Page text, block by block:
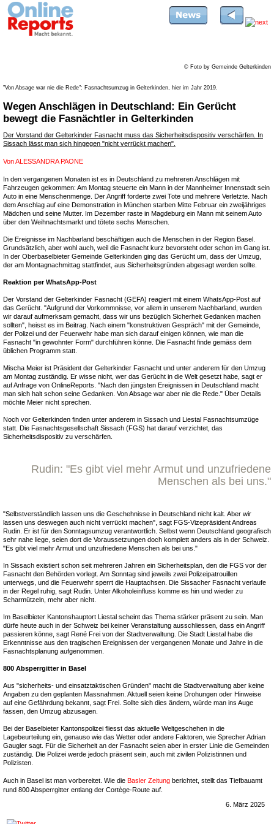
© Foto by Gemeinde Gelterkinden
"Von Absage war nie die Rede": Fasnachtsumzug in Gelterkinden, hier im Jahr 2019.
Wegen Anschlägen in Deutschland: Ein Gerücht
bewegt die Fasnächtler in Gelterkinden
Der Vorstand der Gelterkinder Fasnacht muss das Sicherheitsdispositiv verschärfen. In
Sissach lässt man sich hingegen "nicht verrückt machen".
VonALESSANDRA PAONE
In den vergangenen Monaten ist es in Deutschland zu mehreren Anschlägen mit
Fahrzeugen gekommen: Am Montag steuerte ein Mann in der Mannheimer Innenstadt sein
Auto in eine Menschenmenge. Der Angriff forderte zwei Tote und mehrere Verletzte. Nach
dem Anschlag auf eine Demonstration in München starben Mitte Februar ein zweijähriges
Mädchen und seine Mutter. Im Dezember raste in Magdeburg ein Mann mit seinem Auto
über den Weihnachtsmarkt und tötete sechs Menschen.
Die Ereignisse im Nachbarland beschäftigen auch die Menschen in der Region Basel.
Grundsätzlich, aber wohl auch, weil die Fasnacht kurz bevorsteht oder schon im Gang ist.
In der Oberbaselbieter Gemeinde Gelterkinden ging das Gerücht um, dass der Umzug,
der am Montagnachmittag stattfindet, aus Sicherheitsgründen abgesagt werden sollte.
Reaktion per WhatsApp-Post
Der Vorstand der Gelterkinder Fasnacht (GEFA) reagiert mit einem WhatsApp-Post auf
das Gerücht. "Aufgrund der Vorkommnisse, vor allem in unserem Nachbarland, wurden
wir darauf aufmerksam gemacht, dass wir uns bezüglich Sicherheit Gedanken machen
sollten", heisst es im Beitrag. Nach einem "konstruktiven Gespräch" mit der Gemeinde,
der Polizei und der Feuerwehr habe man sich darauf einigen können, wie man die
Fasnacht "in gewohnter Form" durchführen könne. Die Fasnacht finde gemäss dem
üblichen Programm statt.
Mischa Meier ist Präsident der Gelterkinder Fasnacht und unter anderem für den Umzug
am Montag zuständig. Er wisse nicht, wer das Gerücht in die Welt gesetzt habe, sagt er
auf Anfrage von OnlineReports. "Nach den jüngsten Ereignissen in Deutschland macht
man sich halt schon seine Gedanken. Von Absage war aber nie die Rede." Über Details
möchte Meier nicht sprechen.
Noch vor Gelterkinden finden unter anderem in Sissach und Liestal Fasnachtsumzüge
statt. Die Fasnachtsgesellschaft Sissach (FGS) hat darauf verzichtet, das
Sicherheitsdispositiv zu verschärfen.
Rudin: "Es gibt viel mehr Armut und unzufriedene
Menschen als bei uns."
"Selbstverständlich lassen uns die Geschehnisse in Deutschland nicht kalt. Aber wir
lassen uns deswegen auch nicht verrückt machen", sagt FGS-Vizepräsident Andreas
Rudin. Er ist für den Sonntagsumzug verantwortlich. Selbst wenn Deutschland geografisch
sehr nahe liege, seien dort die Voraussetzungen doch komplett anders als in der Schweiz.
"Es gibt viel mehr Armut und unzufriedene Menschen als bei uns."
In Sissach existiert schon seit mehreren Jahren ein Sicherheitsplan, den die FGS vor der
Fasnacht den Behörden vorlegt. Am Sonntag sind jeweils zwei Polizeipatrouillen
unterwegs, und die Feuerwehr sperrt die Hauptachsen. Die Sissacher Fasnacht verlaufe
in der Regel ruhig, sagt Rudin. Unter Alkoholeinfluss komme es hin und wieder zu
Scharmützeln, mehr aber nicht.
Im Baselbieter Kantonshauptort Liestal scheint das Thema stärker präsent zu sein. Man
dürfe heute auch in der Schweiz bei keiner Veranstaltung ausschliessen, dass ein Angriff
passieren könne, sagt René Frei von der Stadtverwaltung. Die Stadt Liestal habe die
Erkenntnisse aus den tragischen Ereignissen der vergangenen Monate und Jahre in die
Fasnachtsplanung aufgenommen.
800 Absperrgitter in Basel
Aus "sicherheits- und einsatztaktischen Gründen" macht die Stadtverwaltung aber keine
Angaben zu den geplanten Massnahmen. Aktuell seien keine Drohungen oder Hinweise
auf eine Gefährdung bekannt, sagt Frei. Sollte sich dies ändern, würde man ins Auge
fassen, den Umzug abzusagen.
Bei der Baselbieter Kantonspolizei fliesst das aktuelle Weltgeschehen in die
Lagebeurteilung ein, genauso wie das Wetter oder andere Faktoren, wie Sprecher Adrian
Gaugler sagt. Für die Sicherheit an der Fasnacht seien aber in erster Linie die Gemeinden
zuständig. Die Polizei werde jedoch präsent sein, auch mit zivilen Polizistinnen und
Polizisten.
Auch in Basel ist man vorbereitet. Wie die Basler Zeitung berichtet, stellt das Tiefbauamt
rund 800 Absperrgitter entlang der Cortège-Route auf.
6. März 2025